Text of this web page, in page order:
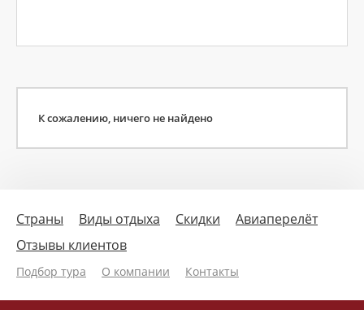
К сожалению, ничего не найдено
Страны Виды отдыха Скидки
Авиаперелёт
Отзывы клиентов
Подбор тура О компании Контакты